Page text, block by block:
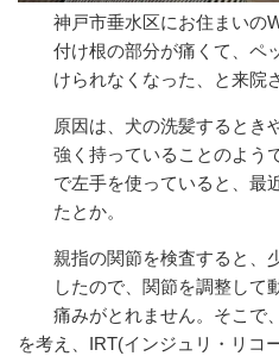
神戸市垂水区にお住まいの
付け根の部分が痛くて、ペ
けられなくなった、と来院さ
原因は、犬の洗髪するとき
強く持っていることのよう
で左手を使っていると、最
たとか。
親指の関節を検査すると、
したので、関節を調整して
痛みがとれません。そこで
を考え、IRT(インジュリ・リコ